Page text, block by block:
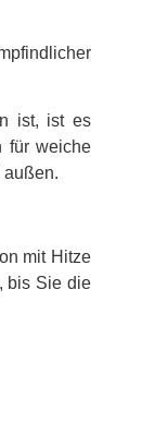
ist, ist es
für weiche
außen.
mit Hitze
bis Sie die